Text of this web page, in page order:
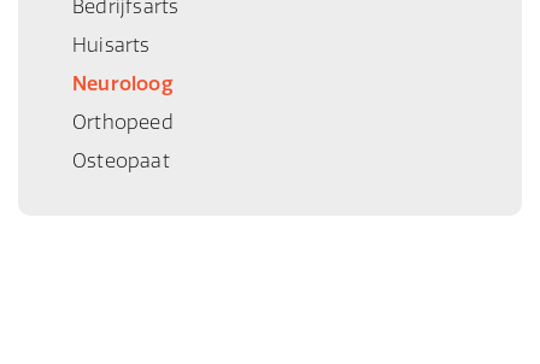
Bedrijfsarts
Huisarts
Neuroloog
Orthopeed
Osteopaat